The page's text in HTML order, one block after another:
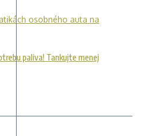
paliva! Tankujte menej